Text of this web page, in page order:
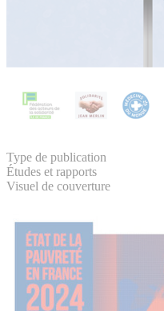
Type de publication
Études et rapports
Visuel de couverture